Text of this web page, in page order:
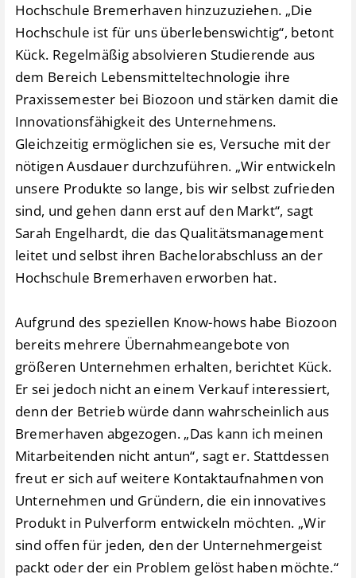
Hochschule Bremerhaven hinzuzuziehen. „Die
Hochschule ist für uns überlebenswichtig“, betont
Kück. Regelmäßig absolvieren Studierende aus
dem Bereich Lebensmitteltechnologie ihre
Praxissemester bei Biozoon und stärken damit die
Innovationsfähigkeit des Unternehmens.
Gleichzeitig ermöglichen sie es, Versuche mit der
nötigen Ausdauer durchzuführen. „Wir entwickeln
unsere Produkte so lange, bis wir selbst zufrieden
sind, und gehen dann erst auf den Markt“, sagt
Sarah Engelhardt, die das Qualitätsmanagement
leitet und selbst ihren Bachelorabschluss an der
Hochschule Bremerhaven erworben hat.
Aufgrund des speziellen Know-hows habe Biozoon
bereits mehrere Übernahmeangebote von
größeren Unternehmen erhalten, berichtet Kück.
Er sei jedoch nicht an einem Verkauf interessiert,
denn der Betrieb würde dann wahrscheinlich aus
Bremerhaven abgezogen. „Das kann ich meinen
Mitarbeitenden nicht antun“, sagt er. Stattdessen
freut er sich auf weitere Kontaktaufnahmen von
Unternehmen und Gründern, die ein innovatives
Produkt in Pulverform entwickeln möchten. „Wir
sind offen für jeden, den der Unternehmergeist
packt oder der ein Problem gelöst haben möchte.“